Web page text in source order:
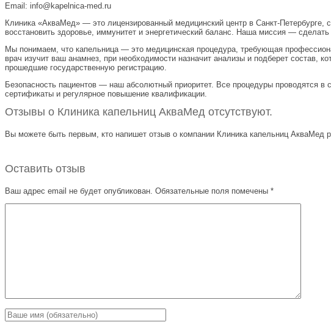
Email: info@kapelnica-med.ru
Клиника «АкваМед» — это лицензированный медицинский центр в Санкт-
восстановить здоровье, иммунитет и энергетический баланс. Наша миссия —
Мы понимаем, что капельница — это медицинская процедура, требующая
врач изучит ваш анамнез, при необходимости назначит анализы и подберет состав,
прошедшие государственную регистрацию.
Безопасность пациентов — наш абсолютный приоритет. Все процедуры проводятся
сертификаты и регулярное повышение квалификации.
Отзывы о Клиника капельниц АкваМед отсутствуют.
Вы можете быть первым, кто напишет отзыв о компании Клиника капельниц АкваМед
Оставить отзыв
Ваш адрес email не будет опубликован. Обязательные поля помечены *